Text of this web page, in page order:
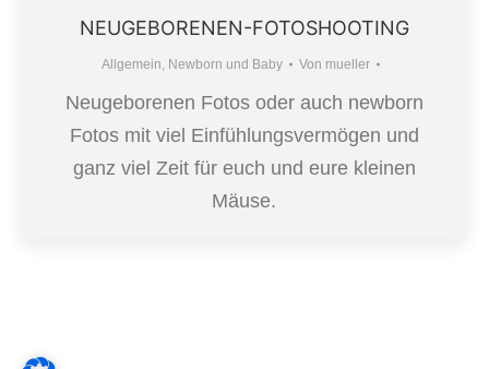
NEUGEBORENEN-FOTOSHOOTING
Allgemein, Newborn und Baby Von mueller
Neugeborenen Fotos oder auch newborn
Fotos mit viel Einfühlungsvermögen und
ganz viel Zeit für euch und eure kleinen
Mäuse.